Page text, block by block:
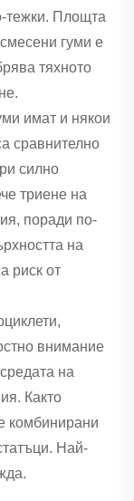
тежки. Площта
гуми е
тяхното
имат и някои
сравнително
силно
триене на
поради по-
на
риск от
внимание
на
Както
комбинирани
Най-